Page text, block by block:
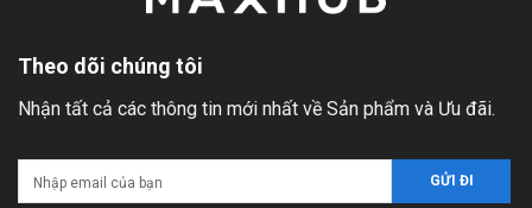
Theo dõi chúng tôi
Nhận tất cả các thông tin mới nhất về Sản phẩm và Ưu đãi.